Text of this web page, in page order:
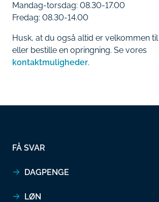
Mandag-torsdag: 08.30-17.00
Fredag: 08.30-14.00
Husk, at du også altid er velkommen
eller bestille en opringning. Se vores
kontaktmuligheder.
FÅ SVAR
DAGPENGE
LØN